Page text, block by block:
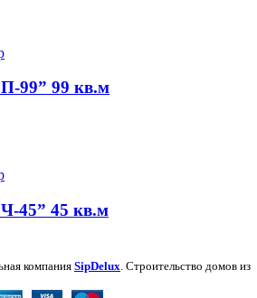
99” 99 кв.м
45” 45 кв.м
компания SipDelux . Строительство домов из